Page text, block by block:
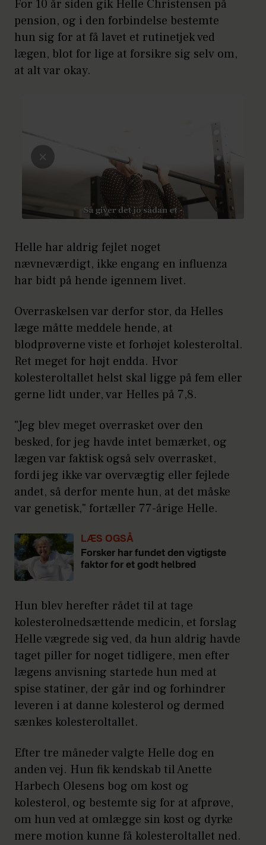
For 10 år siden gik Helle Christensen på
pension, og i den forbindelse bestemte
hun sig for at få lavet et rutinetjek ved
lægen, blot for lige at forsikre sig selv om,
at alt var okay.
Helle har aldrig fejlet noget
nævneværdigt, ikke engang en influenza
har bidt på hende igennem livet.
Overraskelsen var derfor stor, da Helles
læge måtte meddele hende, at
blodprøverne viste et forhøjet kolesteroltal.
Ret meget for højt endda. Hvor
kolesteroltallet helst skal ligge på fem eller
gerne lidt under, var Helles på 7,8.
"Jeg blev meget overrasket over den
besked, for jeg havde intet bemærket, og
lægen var faktisk også selv overrasket,
fordi jeg ikke var overvægtig eller fejlede
andet, så derfor mente hun, at det måske
var genetisk," fortæller 77-årige Helle.
LÆS OGSÅ
Forsker har fundet den vigtigste
faktor for et godt helbred
Hun blev herefter rådet til at tage
kolesterolnedsættende medicin, et forslag
Helle vægrede sig ved, da hun aldrig havde
taget piller for noget tidligere, men efter
lægens anvisning startede hun med at
spise statiner, der går ind og forhindrer
leveren i at danne kolesterol og dermed
sænkes kolesteroltallet.
Efter tre måneder valgte Helle dog en
anden vej. Hun fik kendskab til Anette
Harbech Olesens bog om kost og
kolesterol, og bestemte sig for at afprøve,
om hun ved at omlægge sin kost og dyrke
mere motion kunne få kolesteroltallet ned.